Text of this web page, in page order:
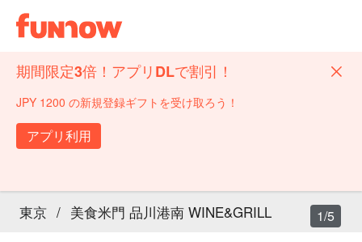
期間限定3倍！アプリDLで割引！
JPY 1200 の新規登録ギフトを受け取ろう！
アプリ利用
東京 / 美食米門 品川港南 WINE&GRILL 1/5